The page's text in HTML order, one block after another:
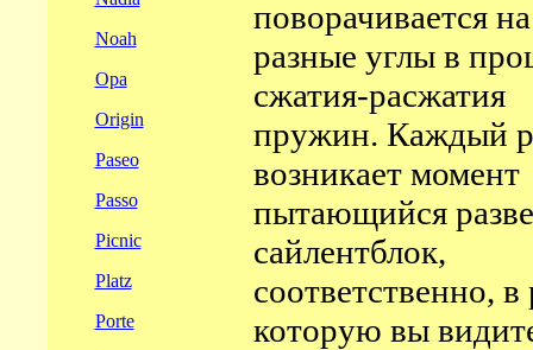
Noah
Opa
Origin
Paseo
Passo
Picnic
Platz
Porte
поворачивается на
разные углы в
сжатия-расжатия
пружин. Каждый
возникает момент
пытающийся
сайлентблок,
соответственно,
которую вы